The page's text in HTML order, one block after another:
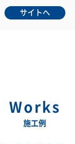
サイトへ
Works
施工例